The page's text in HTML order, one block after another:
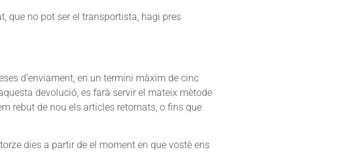
que no pot ser el transportista, hagi pres
d’enviament, en un termini màxim de cinc
devolució, es farà servir el mateix mètode
rebut de nou els articles retornats, o fins que
dies a partir de el moment en que vostè ens